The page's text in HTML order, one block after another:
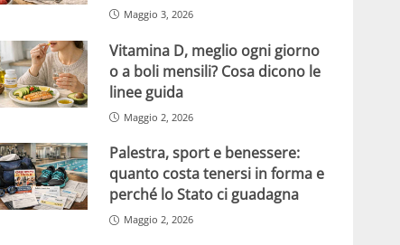
Maggio 3, 2026
Vitamina D, meglio ogni giorno
o a boli mensili? Cosa dicono le
linee guida
Maggio 2, 2026
Palestra, sport e benessere:
quanto costa tenersi in forma e
perché lo Stato ci guadagna
Maggio 2, 2026